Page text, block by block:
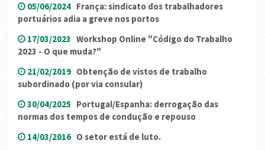
05/06/2024 França: sindicato dos trabalhadores
portuários adia a greve nos portos
17/03/2023 Workshop Online "Código do Trabalho
2023 - O que muda?"
21/02/2019 Obtenção de vistos de trabalho
subordinado (por via consular)
30/04/2025 Portugal/Espanha: derrogação das
normas dos tempos de condução e repouso
14/03/2016 O setor está de luto.